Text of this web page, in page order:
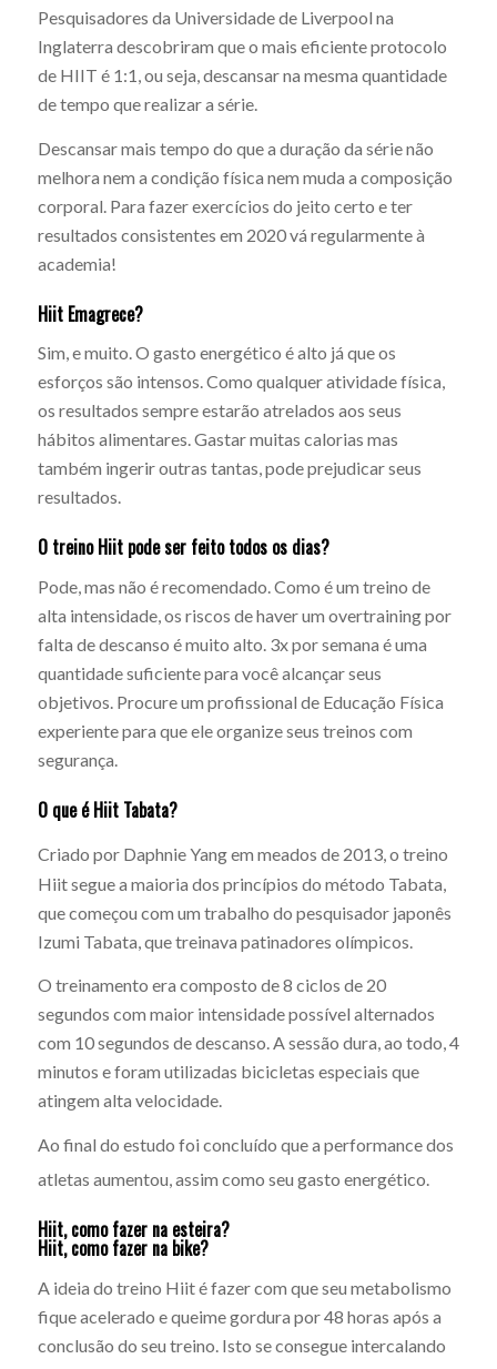
Pesquisadores da Universidade de Liverpool na
Inglaterra descobriram que o mais eficiente protocolo
de HIIT é 1:1, ou seja, descansar na mesma quantidade
de tempo que realizar a série.
Descansar mais tempo do que a duração da série não
melhora nem a condição física nem muda a composição
corporal. Para fazer exercícios do jeito certo e ter
resultados consistentes em 2020 vá regularmente à
academia!
Hiit Emagrece?
Sim, e muito. O gasto energético é alto já que os
esforços são intensos. Como qualquer atividade física,
os resultados sempre estarão atrelados aos seus
hábitos alimentares. Gastar muitas calorias mas
também ingerir outras tantas, pode prejudicar seus
resultados.
O treino Hiit pode ser feito todos os dias?
Pode, mas não é recomendado. Como é um treino de
alta intensidade, os riscos de haver um overtraining por
falta de descanso é muito alto. 3x por semana é uma
quantidade suficiente para você alcançar seus
objetivos. Procure um profissional de Educação Física
experiente para que ele organize seus treinos com
segurança.
O que é Hiit Tabata?
Criado por Daphnie Yang em meados de 2013, o treino
Hiit segue a maioria dos princípios do método Tabata,
que começou com um trabalho do pesquisador japonês
Izumi Tabata, que treinava patinadores olímpicos.
O treinamento era composto de 8 ciclos de 20
segundos com maior intensidade possível alternados
com 10 segundos de descanso. A sessão dura, ao todo, 4
minutos e foram utilizadas bicicletas especiais que
atingem alta velocidade.
Ao final do estudo foi concluído que a performance dos
atletas aumentou, assim como seu gasto energético.
Hiit, como fazer na esteira?
Hiit, como fazer na bike?
A ideia do treino Hiit é fazer com que seu metabolismo
fique acelerado e queime gordura por 48 horas após a
conclusão do seu treino. Isto se consegue intercalando